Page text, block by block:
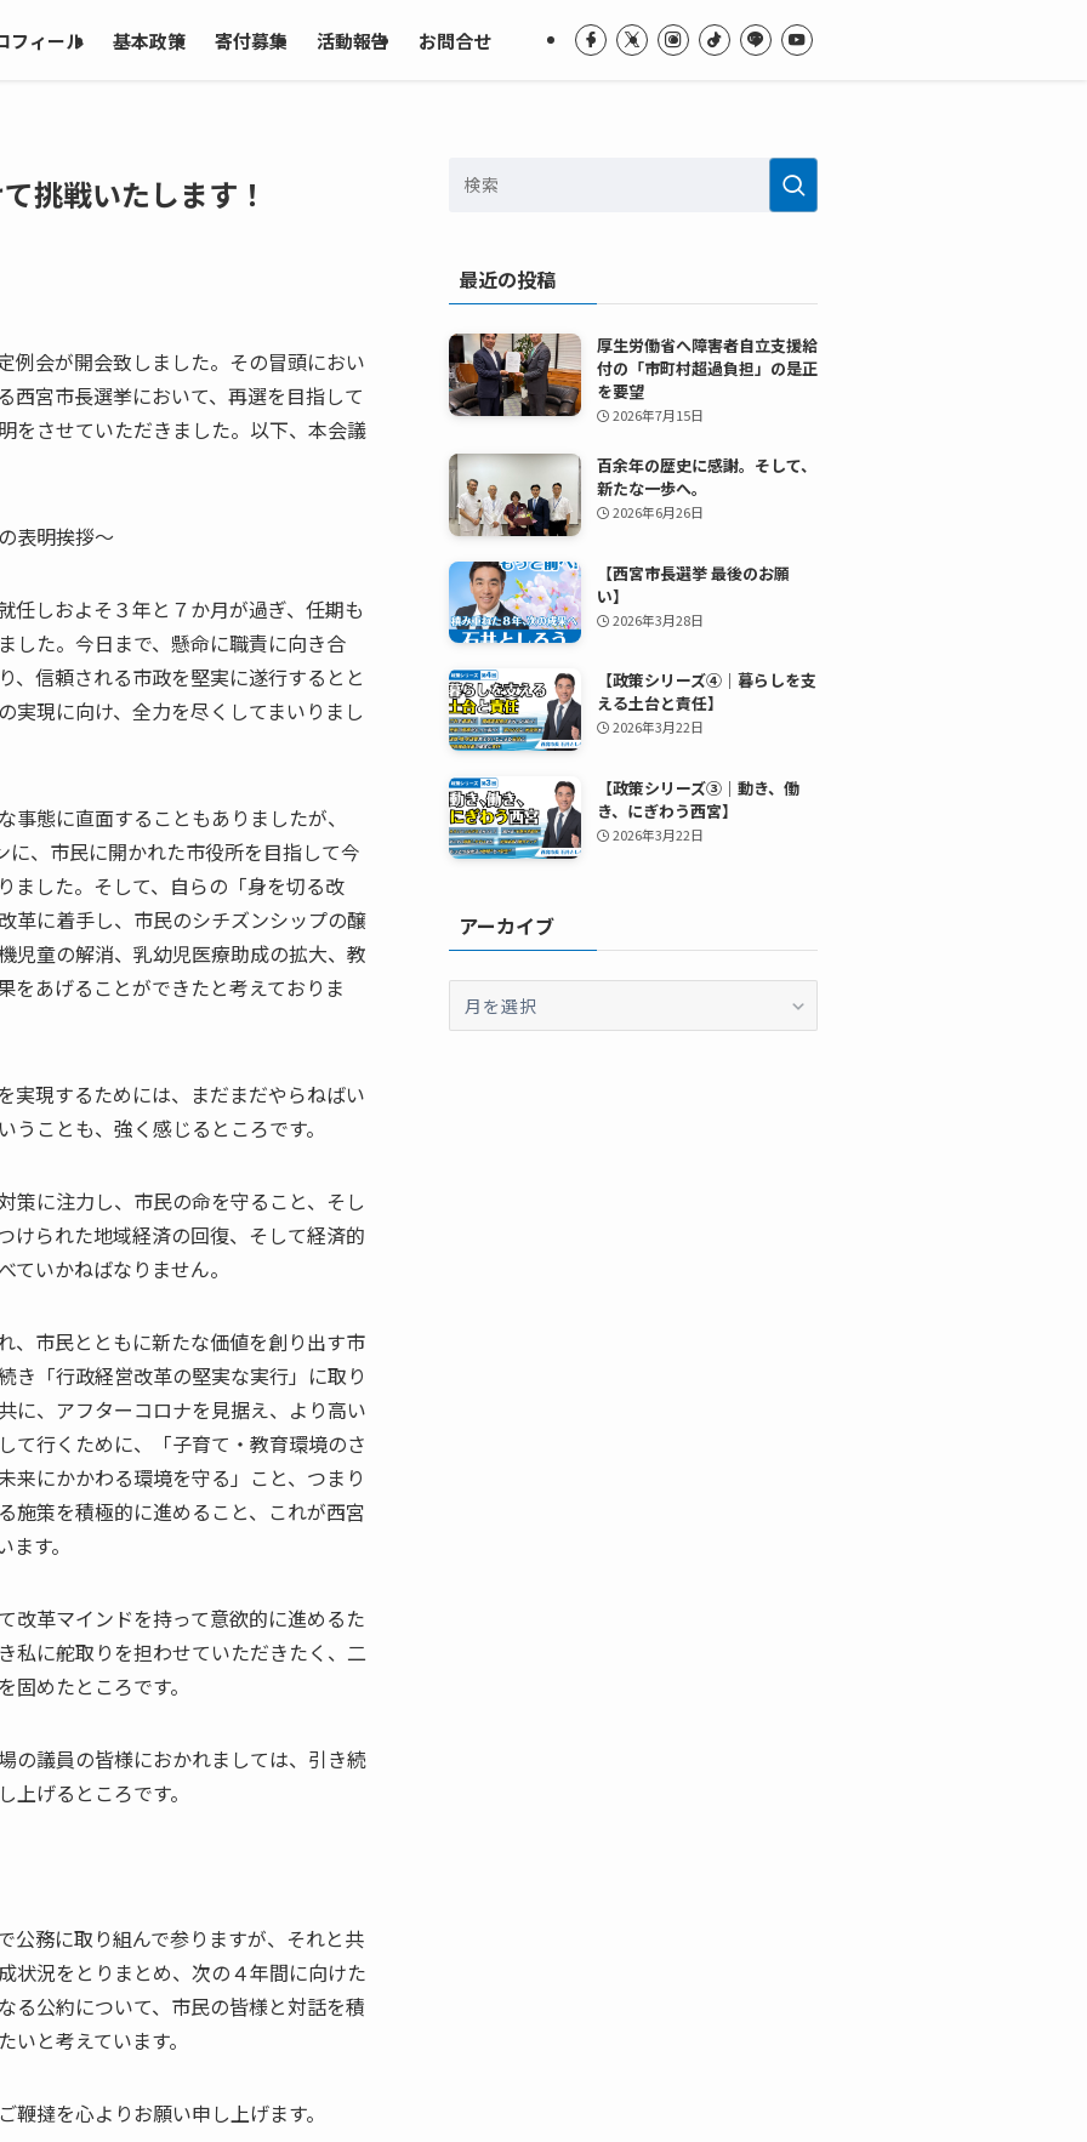
フィール 基本政策 寄付募集 活動報告 お問合せ
挑戦いたします！
例会が開会致しました。その冒頭におい
西宮市長選挙において、再選を目指して
をさせていただきました。以下、本会議
表明挨拶～
任しおよそ３年と７か月が過ぎ、任期も
した。今日まで、懸命に職責に向き合
、信頼される市政を堅実に遂行するとと
実現に向け、全力を尽くしてまいりまし
態に直面することもありましたが、
に、市民に開かれた市役所を目指して今
ました。そして、自らの「身を切る改
革に着手し、市民のシチズンシップの醸
児童の解消、乳幼児医療助成の拡大、教
をあげることができたと考えておりま
現するためには、まだまだやらねばい
ことも、強く感じるところです。
に注力し、市民の命を守ること、そし
けられた地域経済の回復、そして経済的
いかねばなりません。
市民とともに新たな価値を創り出す市
き「行政経営改革の堅実な実行」に取り
に、アフターコロナを見据え、より高い
て行くために、「子育て・教育環境のさ
来にかかわる環境を守る」こと、つまり
施策を積極的に進めること、これが西宮
す。
改革マインドを持って意欲的に進めるた
私に舵取りを担わせていただきたく、二
めたところです。
議員の皆様におかれましては、引き続
げるところです。
務に取り組んで参りますが、それと共
状況をとりまとめ、次の４年間に向けた
る公約について、市民の皆様と対話を積
と考えています。
撻を心よりお願い申し上げます。
最近の投稿
厚生労働省へ障害者自立支援給
付の「市町村超過負担」の是正
を要望
2026年7月15日
百余年の歴史に感謝。そして、
新たな一歩へ。
2026年6月26日
【西宮市長選挙 最後のお願
い】
2026年3月28日
【政策シリーズ④｜暮らしを支
える土台と責任】
2026年3月22日
【政策シリーズ③｜動き、働
き、にぎわう西宮】
2026年3月22日
アーカイブ